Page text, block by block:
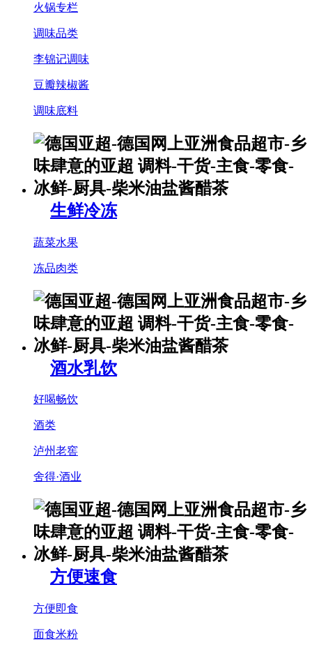
火锅专栏
调味品类
李锦记调味
豆瓣辣椒酱
调味底料
生鲜冷冻
蔬菜水果
冻品肉类
酒水乳饮
好喝畅饮
酒类
泸州老窖
舍得·酒业
方便速食
方便即食
面食米粉